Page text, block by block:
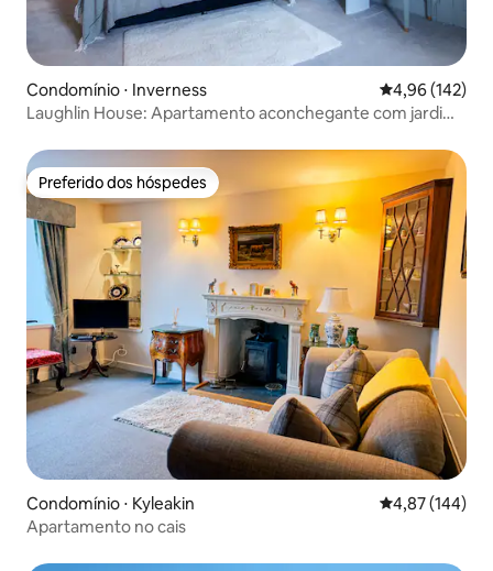
Condomínio ⋅ Inverness 4,96 de uma
4,96 (142)
Laughlin House: Apartamento aconchegante com jardim
Preferido dos hóspedes
Preferido dos hóspedes
Condomínio ⋅ Kyleakin 4,87 de uma
4,87 (144)
Apartamento no cais